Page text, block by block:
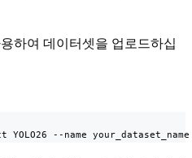
하여 데이터셋을 업로드하십
--name